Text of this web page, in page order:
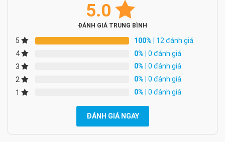
5.0
ĐÁNH GIÁ TRUNG BÌNH
5 100% | 12 đánh giá
4
0% | 0 đánh giá
3
0% | 0 đánh giá
2
0% | 0 đánh giá
1
0% | 0 đánh giá
ĐÁNH GIÁ NGAY